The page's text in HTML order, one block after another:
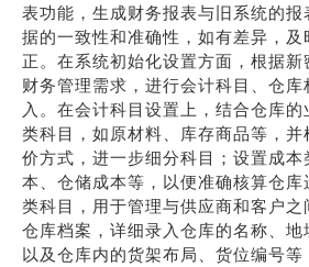
表功能，生成财务报表与旧系统的
据的一致性和准确性，如有差异，
正。在系统初始化设置方面，根据
财务管理需求，进行会计科目、仓
入。在会计科目设置上，结合仓库
类科目，如原材料、库存商品等，
价方式，进一步细分科目；设置成
本、仓储成本等，以便准确核算仓
类科目，用于管理与供应商和客户
仓库档案，详细录入仓库的名称、地
以及仓库内的货架布局、货位编号